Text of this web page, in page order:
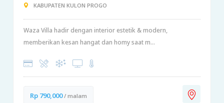
KABUPATEN KULON PROGO
Waza Villa hadir dengan interior estetik & modern,
memberikan kesan hangat dan homy saat m...
Rp 790,000/ malam